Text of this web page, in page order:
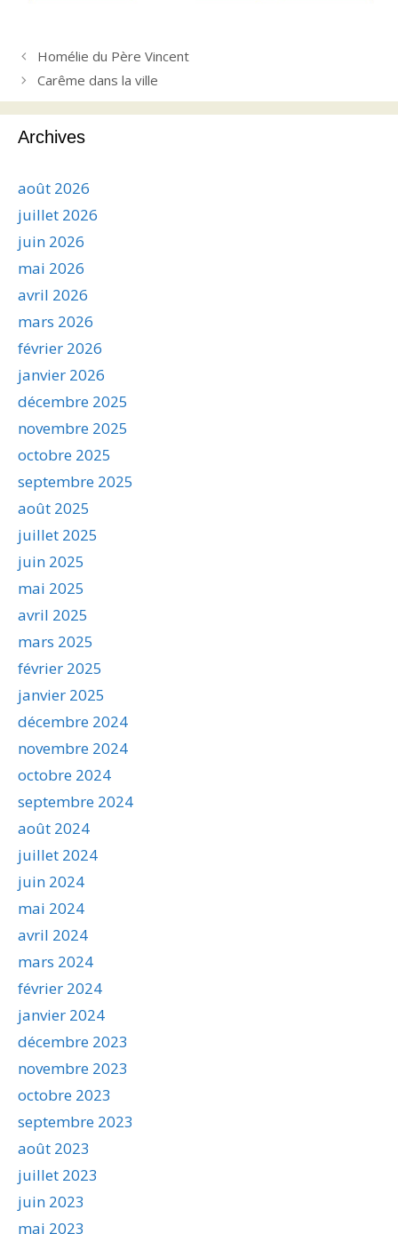
Homélie du Père Vincent
Carême dans la ville
Archives
août 2026
juillet 2026
juin 2026
mai 2026
avril 2026
mars 2026
février 2026
janvier 2026
décembre 2025
novembre 2025
octobre 2025
septembre 2025
août 2025
juillet 2025
juin 2025
mai 2025
avril 2025
mars 2025
février 2025
janvier 2025
décembre 2024
novembre 2024
octobre 2024
septembre 2024
août 2024
juillet 2024
juin 2024
mai 2024
avril 2024
mars 2024
février 2024
janvier 2024
décembre 2023
novembre 2023
octobre 2023
septembre 2023
août 2023
juillet 2023
juin 2023
mai 2023